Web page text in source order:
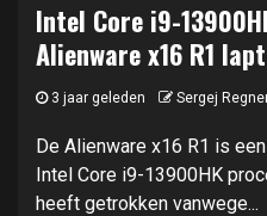
Intel Core i9-
Alienware x16 R1
3 jaar geleden Sergej
De Alienware x16 R1 is
Intel Core i9-13900HK
heeft getrokken vanwege...